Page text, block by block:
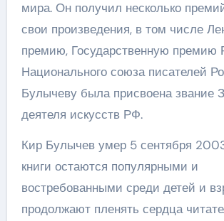
мира. Он получил несколько
свои произведения, в том числе
премию, Государственную
Национального союза писателей
Булычеву была присвоена звание
деятеля искусств РФ.
Кир Булычев умер 5 сентября
книги остаются популярными и
востребованными среди детей и
продолжают пленять сердца